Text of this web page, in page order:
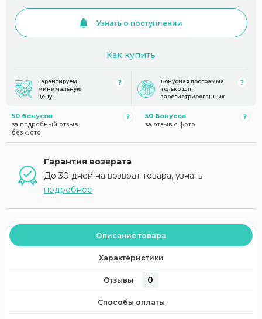
Узнать о поступлении
Как купить
Гарантируем
минимальную
цену
Бонусная программа
только для
зарегистрированных
50 бонусов
за подробный отзыв
без фото
50 бонусов
за отзыв с фото
Гарантия возврата
До 30 дней на возврат товара, узнать
подробнее
Описание товара
Характеристики
Отзывы 0
Способы оплаты